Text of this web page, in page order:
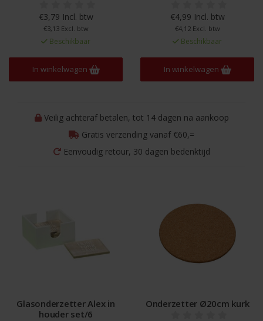
€3,79 Incl. btw
€3,13 Excl. btw
Beschikbaar
In winkelwagen
€4,99 Incl. btw
€4,12 Excl. btw
Beschikbaar
In winkelwagen
Veilig achteraf betalen, tot 14 dagen na aankoop
Gratis verzending vanaf €60,=
Eenvoudig retour, 30 dagen bedenktijd
Glasonderzetter Alex in
houder set/6
Onderzetter Ø20cm kurk